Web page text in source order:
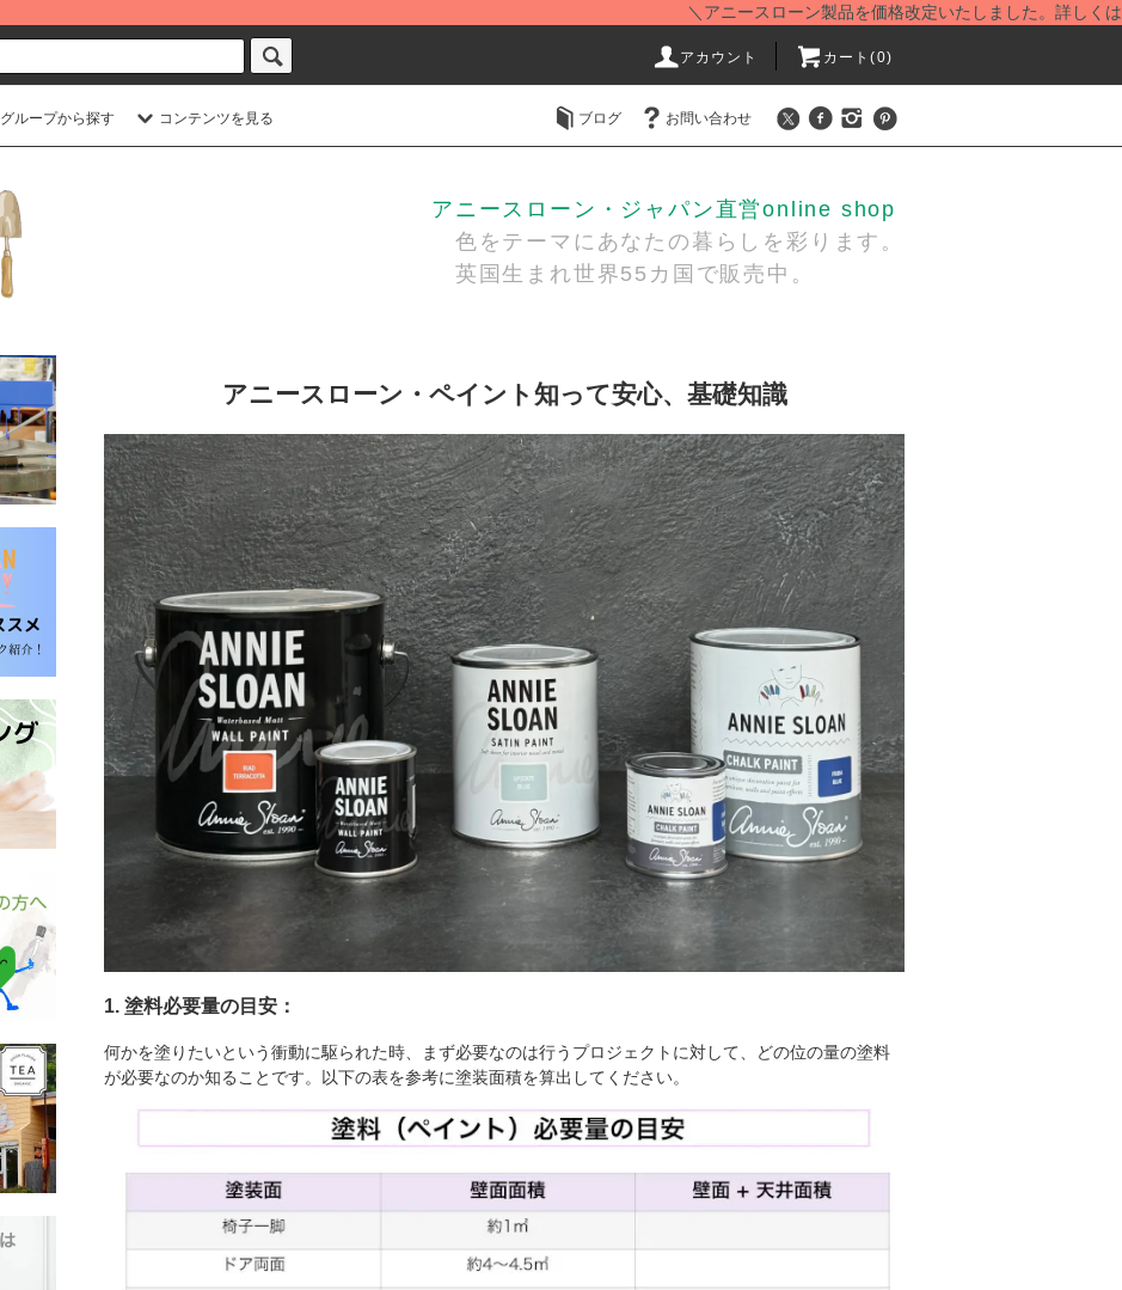
＼アニースローン製品を価格改定いたしました。詳しくは こちらを
アカウント カート(0)
グループから探す コンテンツを見る ブログ お問い合わせ
アニースローン・ジャパン直営online shop
色をテーマにあなたの暮らしを彩ります。
英国生まれ世界55カ国で販売中。
アニースローン・ペイント知って安心、基礎知識
1. 塗料必要量の目安：
何かを塗りたいという衝動に駆られた時、まず必要なのは行うプロジェクトに対して、どの位の量の塗料
が必要なのか知ることです。以下の表を参考に塗装面積を算出してください。